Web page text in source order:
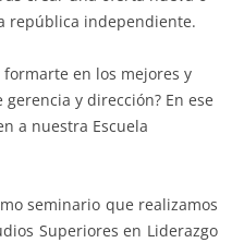
república independiente.
formarte en los mejores y
y dirección? En ese
a nuestra Escuela
seminario que realizamos
Superiores en Liderazgo